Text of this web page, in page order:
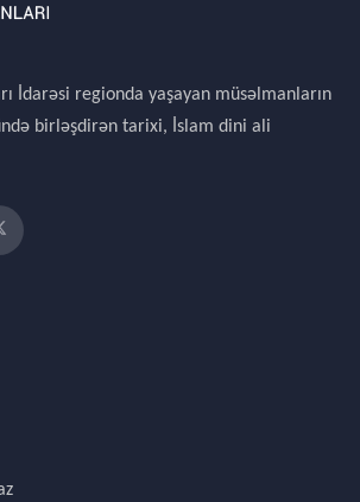
İdarəsi regionda yaşayan müsəlmanların
birləşdirən tarixi, İslam dini ali